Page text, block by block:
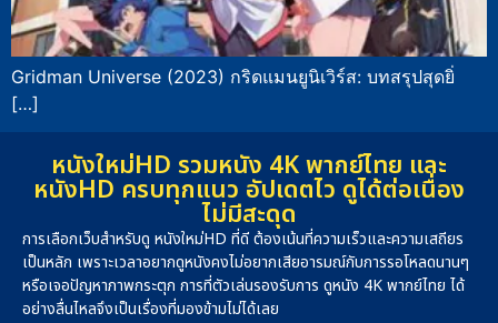
Gridman Universe (2023) กริดแมนยูนิเวิร์ส: บทสรุปสุดยิ่
[…]
หนังใหม่HD รวมหนัง 4K พากย์ไทย และ
หนังHD ครบทุกแนว อัปเดตไว ดูได้ต่อเนื่อง
ไม่มีสะดุด
การเลือกเว็บสำหรับดู หนังใหม่HD ที่ดี ต้องเน้นที่ความเร็วและความเสถียร
เป็นหลัก เพราะเวลาอยากดูหนังคงไม่อยากเสียอารมณ์กับการรอโหลดนานๆ
หรือเจอปัญหาภาพกระตุก การที่ตัวเล่นรองรับการ ดูหนัง 4K พากย์ไทย ได้
อย่างลื่นไหลจึงเป็นเรื่องที่มองข้ามไม่ได้เลย